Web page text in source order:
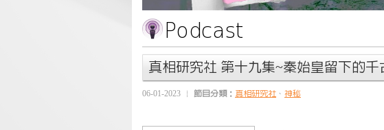
真相研究社 第十九集~秦始皇留下的千
06-01-2023 節目分類： 真相研究社 、 神秘